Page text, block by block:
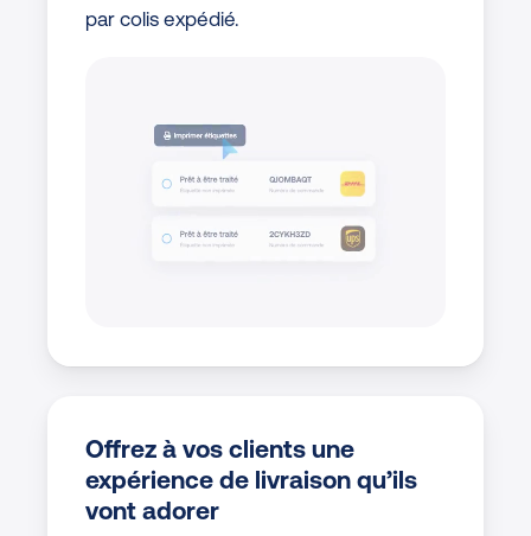
par colis expédié.
Offrez à vos clients une
expérience de livraison qu’ils
vont adorer